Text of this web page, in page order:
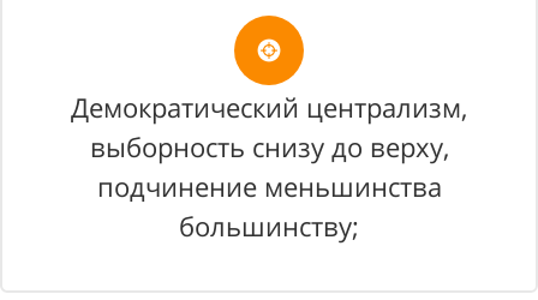
Демократический централизм,
выборность снизу до верху,
подчинение меньшинства
большинству;